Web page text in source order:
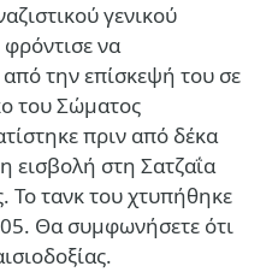
γενικού
φρόντισε να
την επίσκεψή του σε
του Σώματος
πριν από δέκα
εισβολή στη Σατζαΐα
Το τανκ του χτυπήθηκε
Θα συμφωνήσετε ότι